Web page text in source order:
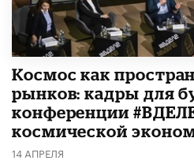
Космос как
рынков: кадры для
конференции
космической
14 АПРЕЛЯ